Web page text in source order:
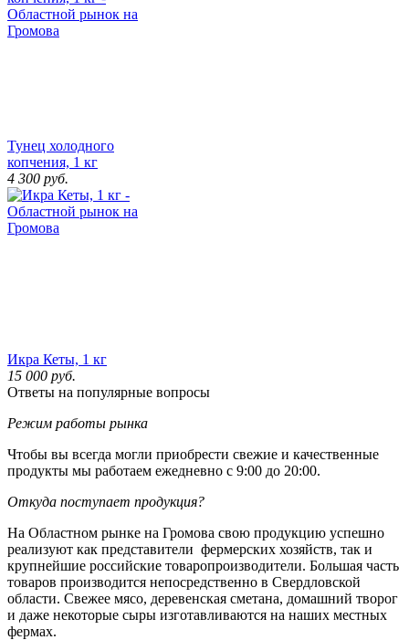
Тунец холодного
копчения, 1 кг
4 300 руб.
Икра Кеты, 1 кг
15 000 руб.
Ответы на популярные вопросы
Режим работы рынка
Чтобы вы всегда могли приобрести свежие и качественные
продукты мы работаем ежедневно с 9:00 до 20:00.
Откуда поступает продукция?
На Областном рынке на Громова свою продукцию успешно
реализуют как представители фермерских хозяйств, так и
крупнейшие российские товаропроизводители. Большая часть
товаров производится непосредственно в Свердловской
области. Свежее мясо, деревенская сметана, домашний творог
и даже некоторые сыры изготавливаются на наших местных
фермах.